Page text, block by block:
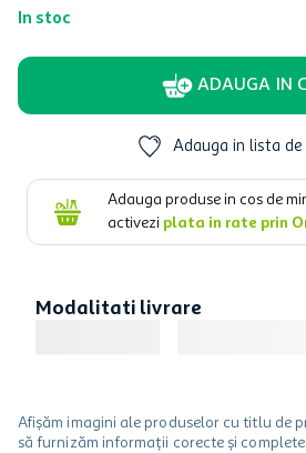
In stoc
ADAUGA IN
Adauga in lista
Adauga produse in cos de
activezi plata in rate prin
Modalitati livrare
Afișăm imagini ale produselor cu titlu de
să furnizăm informații corecte și